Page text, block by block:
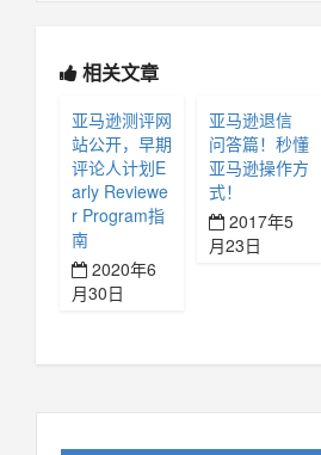
相关文章
亚马逊测评网
站公开，早期
评论人计划E
arly Reviewe
r Program指
南
2020年6
月30日
亚马逊退信
问答篇！秒懂
亚马逊操作方
式！
2017年5
月23日